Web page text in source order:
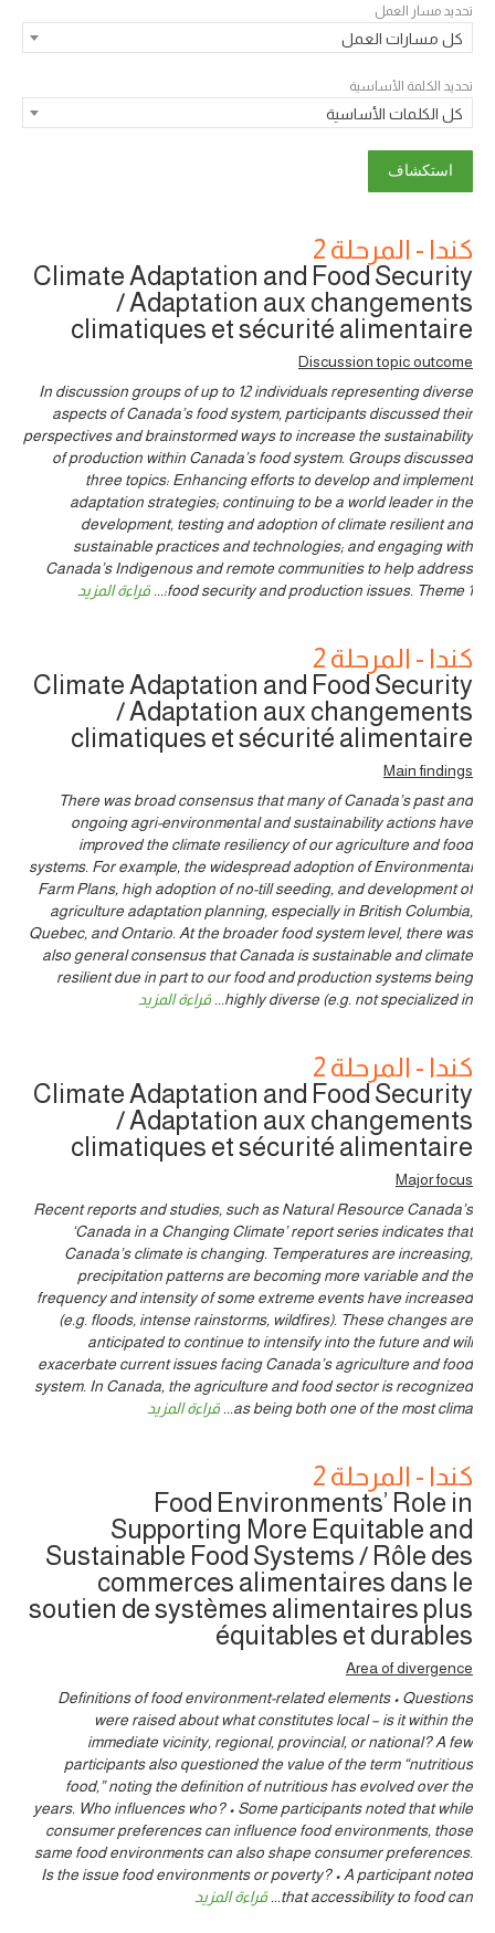
تحديد مسار العمل
كل مسارات العمل
تحديد الكلمة الأساسية
كل الكلمات الأساسية
كندا - المرحلة 2
Climate Adaptation and Food Security
/ Adaptation aux changements
climatiques et sécurité alimentaire
Discussion topic outcome
In discussion groups of up to 12 individuals representing diverse
aspects of Canada’s food system, participants discussed their
perspectives and brainstormed ways to increase the sustainability
of production within Canada’s food system. Groups discussed
three topics: Enhancing efforts to develop and implement
adaptation strategies; continuing to be a world leader in the
development, testing and adoption of climate resilient and
sustainable practices and technologies; and engaging with
Canada’s Indigenous and remote communities to help address
food security and production issues. Theme 1:
... قراءة المزيد
كندا - المرحلة 2
Climate Adaptation and Food Security
/ Adaptation aux changements
climatiques et sécurité alimentaire
Main findings
There was broad consensus that many of Canada’s past and
ongoing agri-environmental and sustainability actions have
improved the climate resiliency of our agriculture and food
systems. For example, the widespread adoption of Environmental
Farm Plans, high adoption of no-till seeding, and development of
agriculture adaptation planning, especially in British Columbia,
Quebec, and Ontario. At the broader food system level, there was
also general consensus that Canada is sustainable and climate
resilient due in part to our food and production systems being
highly diverse (e.g. not specialized in
... قراءة المزيد
كندا - المرحلة 2
Climate Adaptation and Food Security
/ Adaptation aux changements
climatiques et sécurité alimentaire
Major focus
Recent reports and studies, such as Natural Resource Canada’s
‘Canada in a Changing Climate’ report series indicates that
Canada’s climate is changing. Temperatures are increasing,
precipitation patterns are becoming more variable and the
frequency and intensity of some extreme events have increased
(e.g. floods, intense rainstorms, wildfires). These changes are
anticipated to continue to intensify into the future and will
exacerbate current issues facing Canada’s agriculture and food
system. In Canada, the agriculture and food sector is recognized
as being both one of the most clima
... قراءة المزيد
كندا - المرحلة 2
Food Environments’ Role in
Supporting More Equitable and
Sustainable Food Systems / Rôle des
commerces alimentaires dans le
soutien de systèmes alimentaires plus
équitables et durables
Area of divergence
Definitions of food environment-related elements • Questions
were raised about what constitutes local – is it within the
immediate vicinity, regional, provincial, or national? A few
participants also questioned the value of the term “nutritious
food,” noting the definition of nutritious has evolved over the
years. Who influences who? • Some participants noted that while
consumer preferences can influence food environments, those
same food environments can also shape consumer preferences.
Is the issue food environments or poverty? • A participant noted
that accessibility to food can
... قراءة المزيد